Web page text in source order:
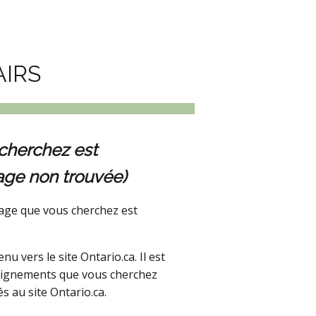
est
non trouvée)
que vous cherchez est
vers le site Ontario.ca. Il est
que vous cherchez
au site Ontario.ca.